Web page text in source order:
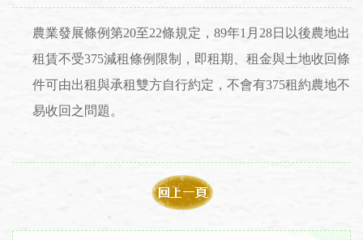
農業發展條例第20至22條規定，89年1月28日以後農地出
租賃不受375減租條例限制，即租期、租金與土地收回條
件可由出租與承租雙方自行約定，不會有375租約農地不
易收回之問題。